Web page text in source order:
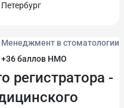
Менеджмент в стоматологии
+36 баллов НМО
регистратора -